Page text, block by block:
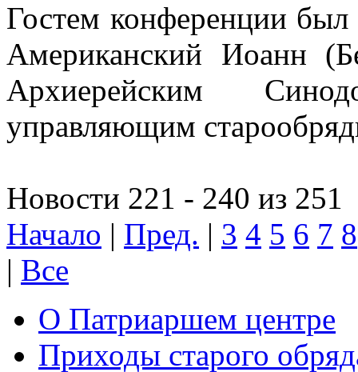
Гостем конференции
Американский Иоанн
Архиерейским
управляющим
Новости 221 - 240 из 251
Начало | Пред. | 3 4 5 6 7 8
| Все
О Патриаршем центре
Приходы старого